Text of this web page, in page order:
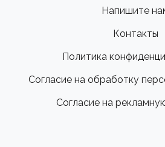
Напишите
Контакты
Политика
Согласие на обработку
Согласие на